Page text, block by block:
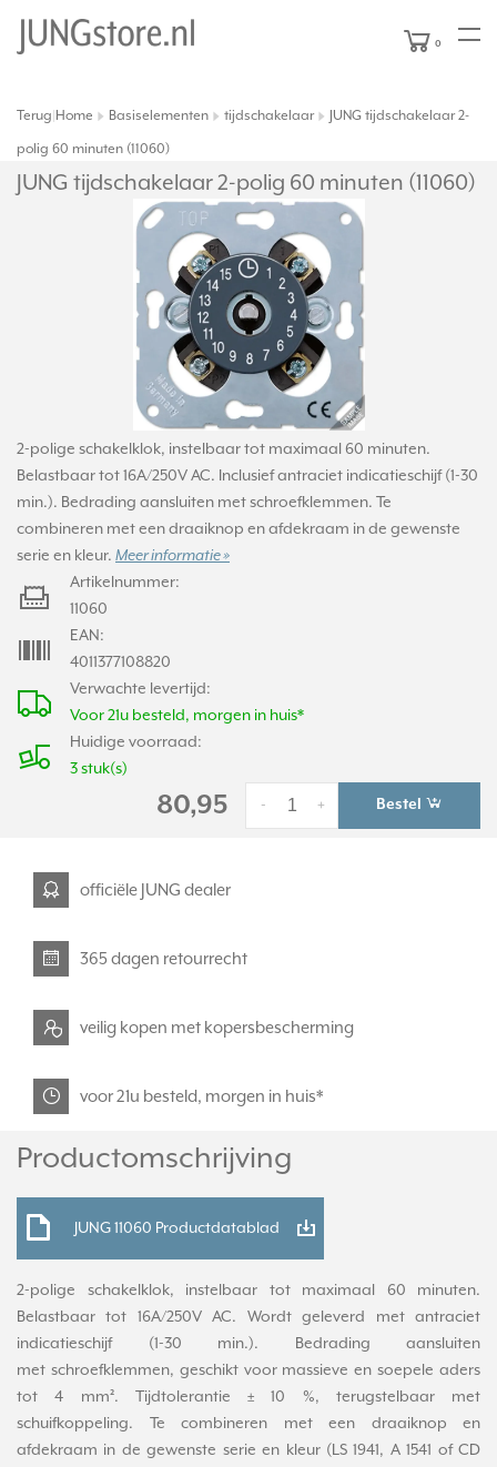
0
Terug Home Basiselementen tijdschakelaar
JUNG tijdschakelaar 2-
polig 60 minuten (11060)
JUNG tijdschakelaar 2-polig 60 minuten (11060)
2-polige schakelklok, instelbaar tot maximaal 60 minuten.
Belastbaar tot 16A/250V AC. Inclusief antraciet indicatieschijf (1-30
min.). Bedrading aansluiten met schroefklemmen. Te
combineren met een draaiknop en afdekraam in de gewenste
serie en kleur. Meer informatie »
Verwachte levertijd:
Voor 21u besteld, morgen in huis*
Huidige voorraad:
3 stuk(s)
Artikelnummer:
11060
EAN:
4011377108820
80,95 +
- Bestel
officiële JUNG dealer
365 dagen retourrecht
veilig kopen met kopersbescherming
voor 21u besteld, morgen in huis*
Productomschrijving
JUNG 11060 Productdatablad
2-polige schakelklok, instelbaar tot maximaal 60 minuten.
Belastbaar tot 16A/250V AC. Wordt geleverd met antraciet
indicatieschijf (1-30 min.). Bedrading aansluiten
met schroefklemmen, geschikt voor massieve en soepele aders
tot 4 mm². Tijdtolerantie ± 10 %, terugstelbaar met
schuifkoppeling. Te combineren met een draaiknop en
afdekraam in de gewenste serie en kleur (LS 1941, A 1541 of CD